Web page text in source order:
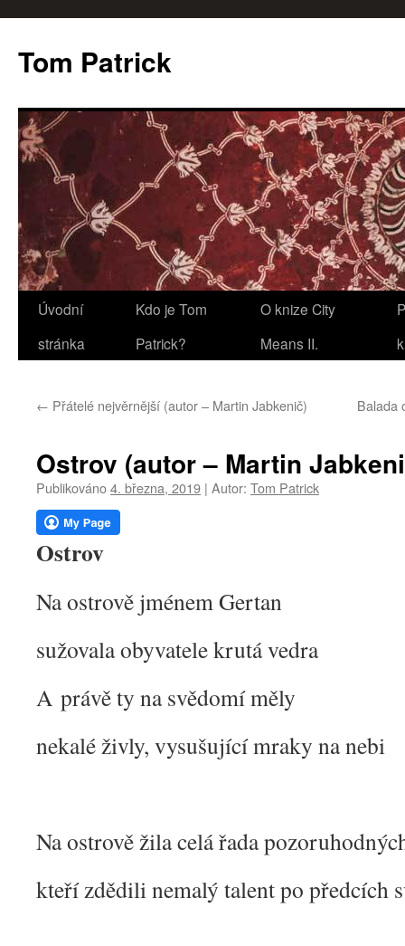
Tom Patrick
Přejít
webu
Úvodní
stránka
Kdo je Tom
Patrick?
O knize City
Means II.
← Přátelé nejvěrnější (autor – Martin Jabkenič) Balada
Ostrov (autor – Martin
Publikováno4. března, 2019 | Autor: Tom Patrick
Ostrov
Na ostrově jménem Gertan
sužovala obyvatele krutá vedra
A právě ty na svědomí měly
nekalé živly, vysušující mraky na nebi
Na ostrově žila celá řada
kteří zdědili nemalý talent po předcích